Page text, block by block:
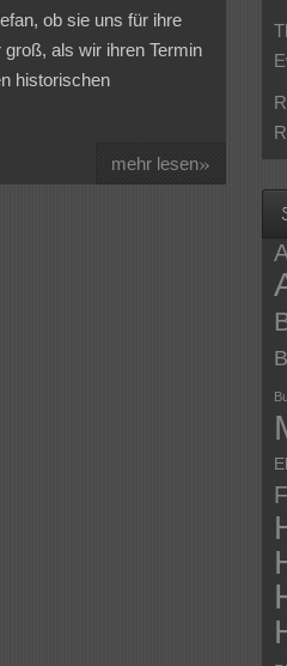
ob sie uns für ihre
als wir ihren Termin
historischen
mehr lesen»